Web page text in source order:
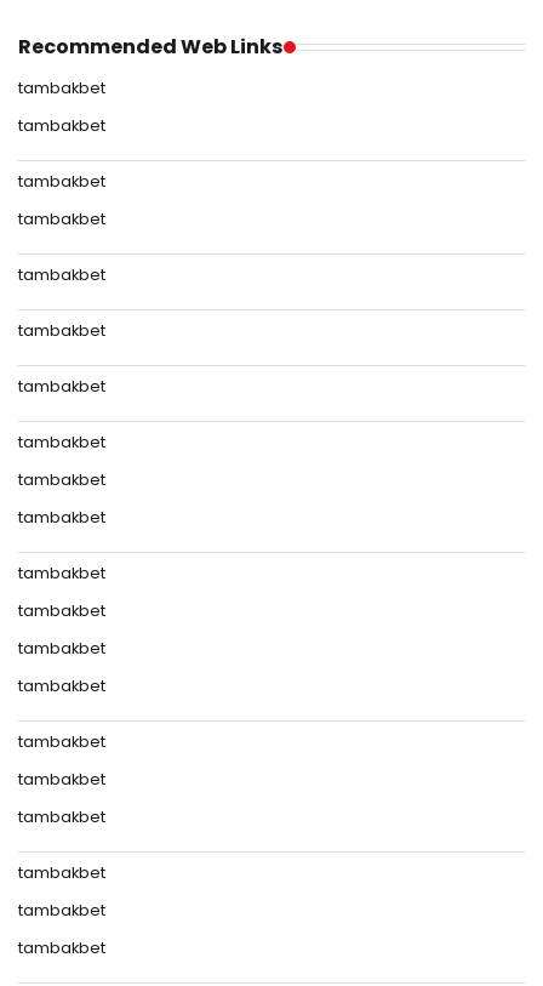
Recommended Web Links
tambakbet
tambakbet
tambakbet
tambakbet
tambakbet
tambakbet
tambakbet
tambakbet
tambakbet
tambakbet
tambakbet
tambakbet
tambakbet
tambakbet
tambakbet
tambakbet
tambakbet
tambakbet
tambakbet
tambakbet